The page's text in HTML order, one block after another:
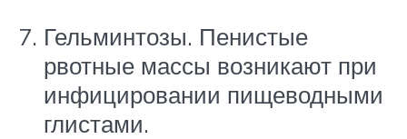
Гельминтозы. Пенистые
рвотные массы возникают при
инфицировании пищеводными
глистами.